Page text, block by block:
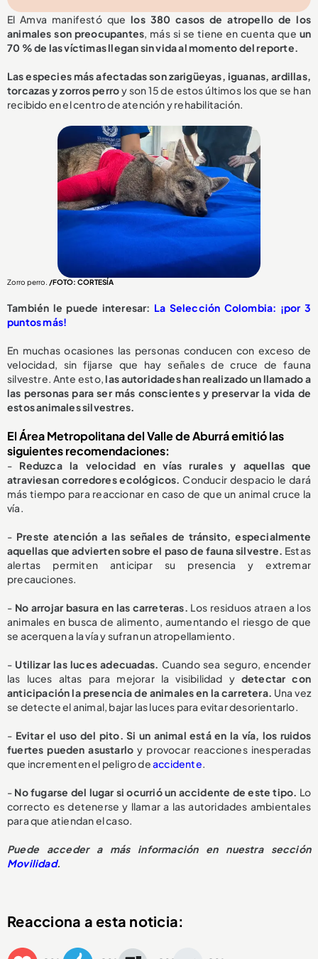
El Amva manifestó quelos 380 casos de atropello de los
animales son preocupantes, más si se tiene en cuenta que un
70 % de las víctimas llegan sin vida al momento del reporte.
Las especies más afectadas son zarigüeyas, iguanas, ardillas,
torcazas y zorros perroy son 15 de estos últimos los que se han
recibido en el centro de atención y rehabilitación.
Zorro perro. /FOTO: CORTESÍA
También le puede interesar: La Selección Colombia: ¡por 3
puntos más!
En muchas ocasiones las personas conducen con exceso de
velocidad, sin fijarse que hay señales de cruce de fauna
silvestre. Ante esto,las autoridades han realizado un llamado a
las personas para ser más conscientes y preservar la vida de
estos animales silvestres.
El Área Metropolitana del Valle de Aburrá emitió las
siguientes recomendaciones:
- Reduzca la velocidad en vías rurales y aquellas que
atraviesan corredores ecológicos. Conducir despacio le dará
más tiempo para reaccionar en caso de que un animal cruce la
vía.
- Preste atención a las señales de tránsito, especialmente
aquellas que advierten sobre el paso de fauna silvestre. Estas
alertas permiten anticipar su presencia y extremar
precauciones.
- No arrojar basura en las carreteras. Los residuos atraen a los
animales en busca de alimento, aumentando el riesgo de que
se acerquen a la vía y sufran un atropellamiento.
- Utilizar las luces adecuadas. Cuando sea seguro, encender
las luces altas para mejorar la visibilidad y detectar con
anticipación la presencia de animales en la carretera. Una vez
se detecte el animal, bajar las luces para evitar desorientarlo.
- Evitar el uso del pito. Si un animal está en la vía, los ruidos
fuertes pueden asustarloy provocar reacciones inesperadas
que incrementen el peligro deaccidente.
- No fugarse del lugar si ocurrió un accidente de este tipo. Lo
correcto es detenerse y llamar a las autoridades ambientales
para que atiendan el caso.
Puede acceder a más información en nuestra sección
Movilidad.
Reacciona a esta noticia: